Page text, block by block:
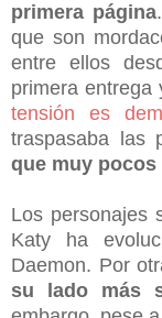
primera página
que son
entre ellos
primera entrega
tensión es
traspasaba las
que muy
Los personajes
Katy ha
Daemon. Por
su lado más